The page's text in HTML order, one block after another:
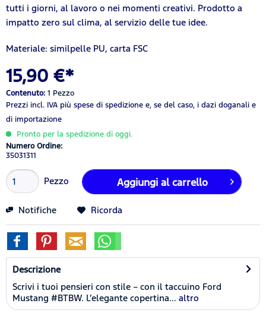
tutti i giorni, al lavoro o nei momenti creativi. Prodotto a
impatto zero sul clima, al servizio delle tue idee.
Materiale: similpelle PU, carta FSC
15,90 €*
Contenuto: 1 Pezzo
Prezzi incl. IVA più spese di spedizione e, se del caso, i dazi doganali e
di importazione
Pronto per la spedizione di oggi.
Numero Ordine:
35031311
Pezzo Aggiungi al carrello
Notifiche Ricorda
Descrizione
Scrivi i tuoi pensieri con stile – con il taccuino Ford
Mustang #BTBW. L’elegante copertina... altro